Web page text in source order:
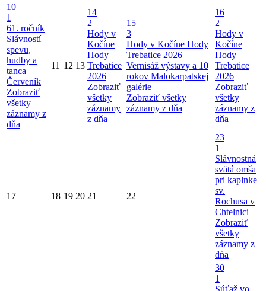
10
1
61. ročník
Slávností
spevu,
hudby a
tanca
Červeník
Zobraziť
všetky
záznamy z
dňa
11 12 13
14
2
Hody v
Kočíne
Hody
Trebatice
2026
Zobraziť
všetky
záznamy
z dňa
15
3
Hody v Kočíne Hody
Trebatice 2026
Vernisáž výstavy a 10
rokov Malokarpatskej
galérie
Zobraziť všetky
záznamy z dňa
16
2
Hody v
Kočíne
Hody
Trebatice
2026
Zobraziť
všetky
záznamy z
dňa
17 18 19 20 21 22
23
1
Slávnostná
svätá omša
pri kaplnke
sv.
Rochusa v
Chtelnici
Zobraziť
všetky
záznamy z
dňa
30
1